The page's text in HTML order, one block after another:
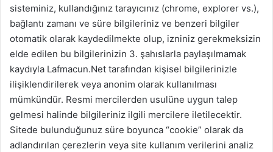
sisteminiz, kullandığınız tarayıcınız (chrome, explorer vs.),
bağlantı zamanı ve süre bilgileriniz ve benzeri bilgiler
otomatik olarak kaydedilmekte olup, izniniz gerekmeksizin
elde edilen bu bilgilerinizin 3. şahıslarla paylaşılmamak
kaydıyla Lafmacun.Net tarafından kişisel bilgilerinizle
ilişiklendirilerek veya anonim olarak kullanılması
mümkündür. Resmi mercilerden usulüne uygun talep
gelmesi halinde bilgileriniz ilgili mercilere iletilecektir.
Sitede bulunduğunuz süre boyunca “cookie” olarak da
adlandırılan çerezlerin veya site kullanım verilerini analiz